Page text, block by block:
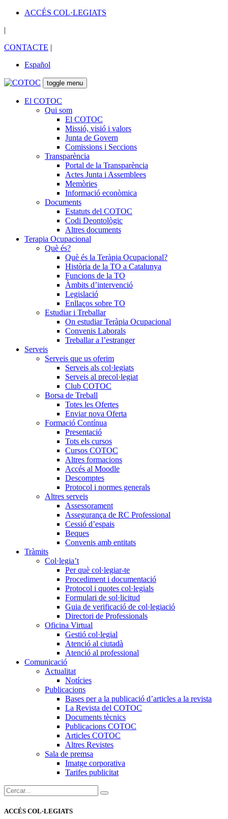
ACCÉS COL·LEGIATS
|
CONTACTE |
Español
toggle menu
El COTOC
Qui som
El COTOC
Missió, visió i valors
Junta de Govern
Comissions i Seccions
Transparència
Portal de la Transparència
Actes Junta i Assemblees
Memòries
Informació econòmica
Documents
Estatuts del COTOC
Codi Deontològic
Altres documents
Terapia Ocupacional
Què és?
Què és la Teràpia Ocupacional?
Història de la TO a Catalunya
Funcions de la TO
Àmbits d’intervenció
Legislació
Enllaços sobre TO
Estudiar i Treballar
On estudiar Teràpia Ocupacional
Convenis Laborals
Treballar a l’estranger
Serveis
Serveis que us oferim
Serveis als col·legiats
Serveis al precol·legiat
Club COTOC
Borsa de Treball
Totes les Ofertes
Enviar nova Oferta
Formació Contínua
Presentació
Tots els cursos
Cursos COTOC
Altres formacions
Accés al Moodle
Descomptes
Protocol i normes generals
Altres serveis
Assessorament
Assegurança de RC Professional
Cessió d’espais
Beques
Convenis amb entitats
Tràmits
Col·legia’t
Per què col·legiar-te
Procediment i documentació
Protocol i quotes col·legials
Formulari de sol·licitud
Guia de verificació de col·legiació
Directori de Professionals
Oficina Virtual
Gestió col·legial
Atenció al ciutadà
Atenció al professional
Comunicació
Actualitat
Notícies
Publicacions
Bases per a la publicació d’articles a la revista
La Revista del COTOC
Documents tècnics
Publicacions COTOC
Articles COTOC
Altres Revistes
Sala de premsa
Imatge corporativa
Tarifes publicitat
Cercar:
ACCÉS COL·LEGIATS